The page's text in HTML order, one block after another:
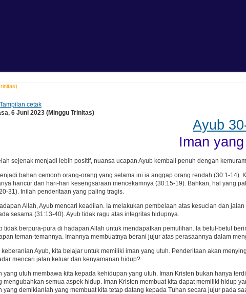
Tampilan cetak
6 Juni 2023 (Minggu Trinitas)
Ayub
Iman
sejenak menjadi lebih positif, nuansa ucapan Ayub kembali penuh dengan
bahan cemooh orang-orang yang selama ini ia anggap orang rendah (30:1-
hancur dan hari-hari kesengsaraan mencekamnya (30:15-19). Bahkan, hal yang
31). Inilah penderitaan yang paling tragis.
Allah, Ayub mencari keadilan. Ia melakukan pembelaan atas kesucian dan
sesama (31:13-40). Ayub tidak ragu atas integritas hidupnya.
tidak berpura-pura di hadapan Allah untuk mendapatkan pemulihan. Ia betul-betul
teman-temannya. Imannya membuatnya berani jujur atas perasaannya dalam
keberanian Ayub, kita belajar untuk memiliki iman yang utuh. Penderitaan akan
mencari jalan keluar dan kenyamanan hidup?
yang utuh membawa kita kepada kehidupan yang utuh. Iman Kristen bukan hanya
mengubahkan semua aspek hidup. Iman Kristen membuat kita dapat memiliki hidup
yang demikianlah yang membuat kita tetap datang kepada Tuhan secara jujur pada